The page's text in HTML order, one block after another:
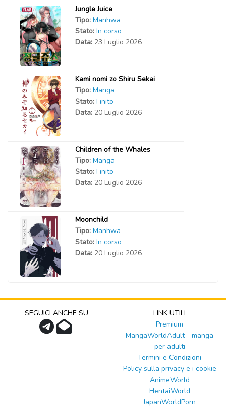
Jungle Juice
Tipo: Manhwa
Stato: In corso
Data: 23 Luglio 2026
Kami nomi zo Shiru Sekai
Tipo: Manga
Stato: Finito
Data: 20 Luglio 2026
Children of the Whales
Tipo: Manga
Stato: Finito
Data: 20 Luglio 2026
Moonchild
Tipo: Manhwa
Stato: In corso
Data: 20 Luglio 2026
SEGUICI ANCHE SU
LINK UTILI
Premium
MangaWorldAdult - manga
per adulti
Termini e Condizioni
Policy sulla privacy e i cookie
AnimeWorld
HentaiWorld
JapanWorldPorn